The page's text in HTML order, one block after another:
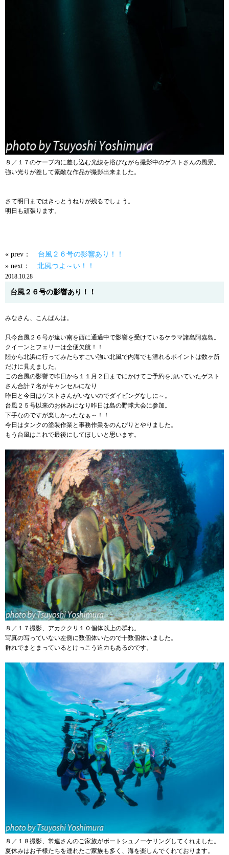
８／１７のケーブ内に差し込む光線を浴びながら撮影中のゲストさんの風景。
強い光りが差して素敵な作品が撮影出来ました。
さて明日まではきっとうねりが残るでしょう。
明日も頑張ります。
« prev： 台風２６号の影響あり！！
» next： 北風つよ～い！！
2018.10.28
台風２６号の影響あり！！
みなさん、こんばんは。
只今台風２６号が遠い南を西に通過中で影響を受けているケラマ諸島阿嘉島。
クイーンとフェリーは全便欠航！！
陸から北浜に行ってみたらすごい強い北風で内海でも潜れるポイントは数ヶ所
だけに見えました。
この台風の影響で昨日から１１月２日までにかけてご予約を頂いていたゲスト
さん合計７名がキャンセルになり
昨日と今日はゲストさんがいないのでダイビングなしに～。
台風２５号以来のお休みになり昨日は島の野球大会に参加。
下手なのですが楽しかったなぁ～！！
今日はタンクの塗装作業と事務作業をのんびりとやりました。
もう台風はこれで最後にしてほしいと思います。
８／１７撮影、アカククリ１０個体以上の群れ。
写真の写っていない左側に数個体いたので十数個体いました。
群れでまとまっているとけっこう迫力もあるのです。
８／１８撮影、常連さんのご家族がボートシュノーケリングしてくれました。
夏休みはお子様たちを連れたご家族も多く、海を楽しんでくれております。